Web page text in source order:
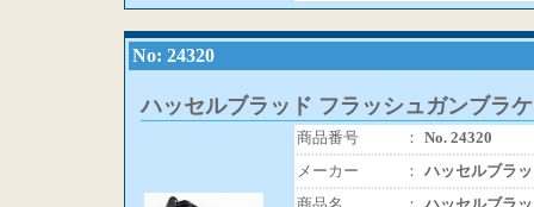
No: 24320
ハッセルブラッド フラッシュガンブラ
商品番号 ： No. 24320
メーカー
： ハッセルブラ